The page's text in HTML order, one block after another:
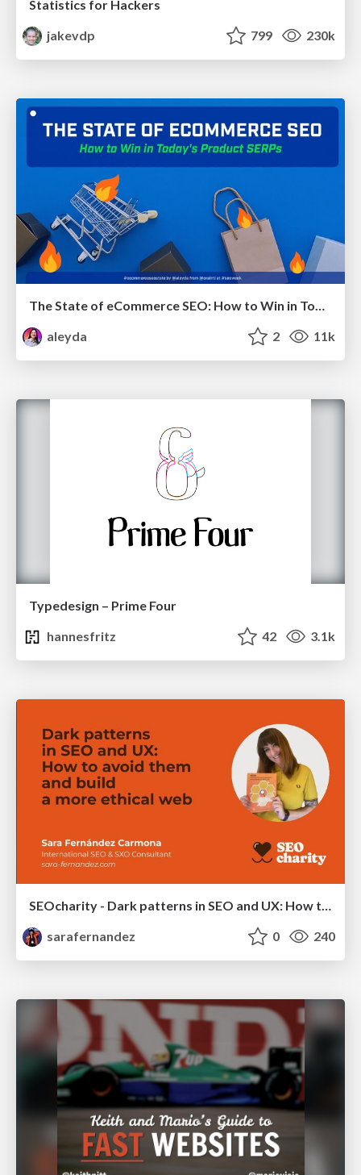
Statistics for Hackers
jakevdp
799 230k
aleyda
2 11k
Typedesign – Prime Four
hannesfritz
42 3.1k
SEOcharity - Dark patterns in SEO and UX: How to avoid them and build a more ethical web
sarafernandez
0 240